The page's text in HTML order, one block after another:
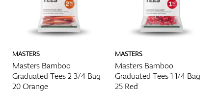
MASTERS
Masters Bamboo
Graduated Tees 2 3/4 Bag
20 Orange
MASTERS
Masters Bamboo
Graduated Tees 1 1/4 Bag
25 Red